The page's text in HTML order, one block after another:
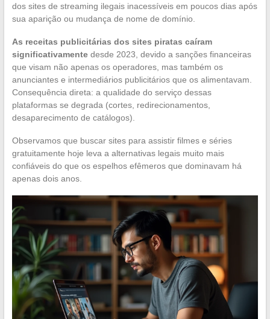
dos sites de streaming ilegais inacessíveis em poucos dias após
sua aparição ou mudança de nome de domínio.
As receitas publicitárias dos sites piratas caíram
significativamentedesde 2023, devido a sanções financeiras
que visam não apenas os operadores, mas também os
anunciantes e intermediários publicitários que os alimentavam.
Consequência direta: a qualidade do serviço dessas
plataformas se degrada (cortes, redirecionamentos,
desaparecimento de catálogos).
Observamos que buscar sites para assistir filmes e séries
gratuitamente hoje leva a alternativas legais muito mais
confiáveis do que os espelhos efêmeros que dominavam há
apenas dois anos.